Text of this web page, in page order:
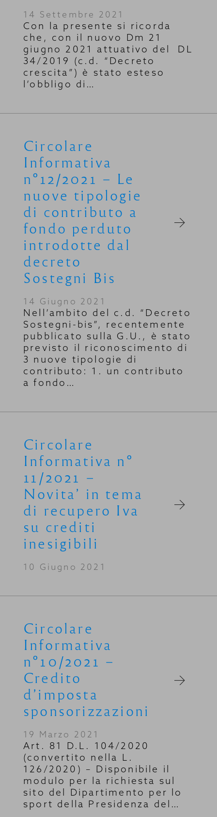
14 Settembre 2021
Con la presente si ricorda
che, con il nuovo Dm 21
giugno 2021 attuativo del DL
34/2019 (c.d. “Decreto
crescita”) è stato esteso
l’obbligo di…
Circolare
Informativa
n°12/2021 – Le
nuove tipologie
di contributo a
fondo perduto
introdotte dal
decreto
Sostegni Bis
14 Giugno 2021
Nell’ambito del c.d. “Decreto
Sostegni-bis”, recentemente
pubblicato sulla G.U., è stato
previsto il riconoscimento di
3 nuove tipologie di
contributo: 1. un contributo
a fondo…
Circolare
Informativa n°
11/2021 –
Novita’ in tema
di recupero Iva
su crediti
inesigibili
10 Giugno 2021
Circolare
Informativa
n°10/2021 –
Credito
d’imposta
sponsorizzazioni
19 Marzo 2021
Art. 81 D.L. 104/2020
(convertito nella L.
126/2020) – Disponibile il
modulo per la richiesta sul
sito del Dipartimento per lo
sport della Presidenza del…